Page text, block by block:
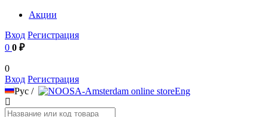
Акции
Вход Регистрация
0 0 ₽
0
Вход Регистрация
Рус / Eng